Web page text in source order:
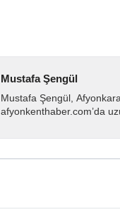
Mustafa Şengül
Mustafa Şengül,
afyonkenthaber.com’da